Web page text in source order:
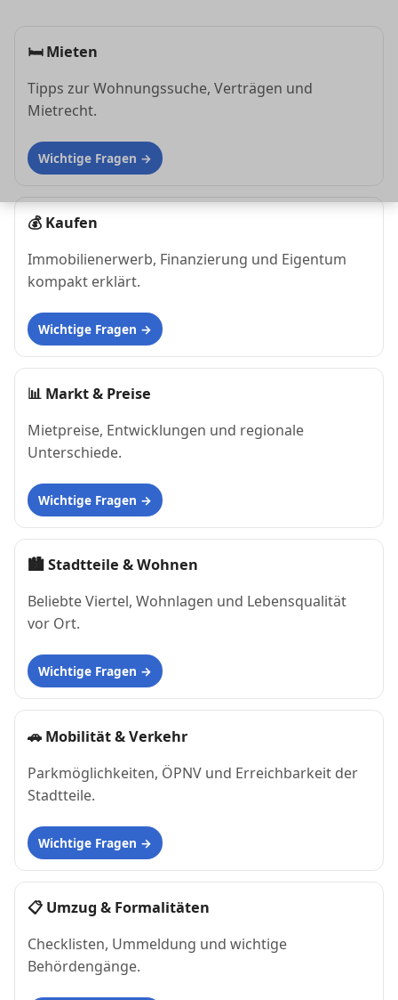
🛏Mieten
Tipps zur Wohnungssuche, Verträgen und
Mietrecht.
Wichtige Fragen
💰 Kaufen
Immobilienerwerb, Finanzierung und Eigentum
kompakt erklärt.
Wichtige Fragen
📊 Markt & Preise
Mietpreise, Entwicklungen und regionale
Unterschiede.
Wichtige Fragen
🏙Stadtteile & Wohnen
Beliebte Viertel, Wohnlagen und Lebensqualität
vor Ort.
Wichtige Fragen
🚗 Mobilität & Verkehr
Parkmöglichkeiten, ÖPNV und Erreichbarkeit der
Stadtteile.
Wichtige Fragen
📋 Umzug & Formalitäten
Checklisten, Ummeldung und wichtige
Behördengänge.